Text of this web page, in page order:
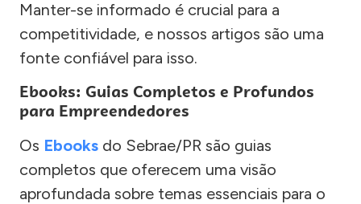
Manter-se informado é crucial para a
competitividade, e nossos artigos são uma
fonte confiável para isso.
Ebooks: Guias Completos e Profundos
para Empreendedores
Os Ebooks do Sebrae/PR são guias
completos que oferecem uma visão
aprofundada sobre temas essenciais para o